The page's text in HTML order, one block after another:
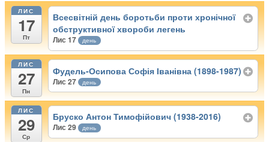
ЛИС
17
Пт
Всесвітній день боротьби проти хронічної
обструктивної хвороби легень
Лис 17 день
ЛИС
27
Пн
Фудель-Осипова Софія Іванівна (1898-1987)
Лис 27 день
ЛИС
29
Ср
Бруско Антон Тимофійович (1938-2016)
Лис 29 день